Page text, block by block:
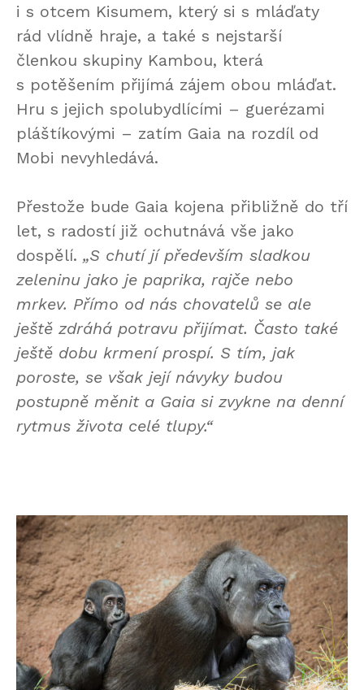
i s otcem Kisumem, který si s mláďaty
rád vlídně hraje, a také s nejstarší
členkou skupiny Kambou, která
s potěšením přijímá zájem obou mláďat.
Hru s jejich spolubydlícími – guerézami
pláštíkovými – zatím Gaia na rozdíl od
Mobi nevyhledává.
Přestože bude Gaia kojena přibližně do tří
let, s radostí již ochutnává vše jako
dospělí. „S chutí jí především sladkou
zeleninu jako je paprika, rajče nebo
mrkev. Přímo od nás chovatelů se ale
ještě zdráhá potravu přijímat. Často také
ještě dobu krmení prospí. S tím, jak
poroste, se však její návyky budou
postupně měnit a Gaia si zvykne na denní
rytmus života celé tlupy.“